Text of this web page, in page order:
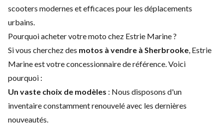
scooters modernes et efficaces pour les déplacements
urbains.
Pourquoi acheter votre moto chez Estrie Marine ?
Si vous cherchez des motos à vendre à Sherbrooke, Estrie
Marine est votre concessionnaire de référence. Voici
pourquoi :
Un vaste choix de modèles : Nous disposons d'un
inventaire constamment renouvelé avec les dernières
nouveautés.